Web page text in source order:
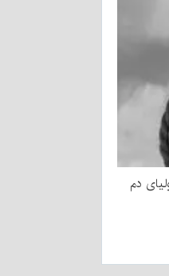
دم